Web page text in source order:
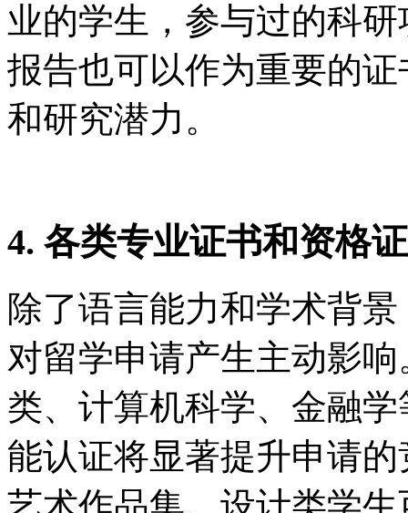
业的学生，参与过的科
报告也可以作为重要的
和研究潜力。
4. 各类专业证书和资格
除了语言能力和学术背
对留学申请产生主动影
类、计算机科学、金融
能认证将显著提升申请
艺术作品集、设计类学